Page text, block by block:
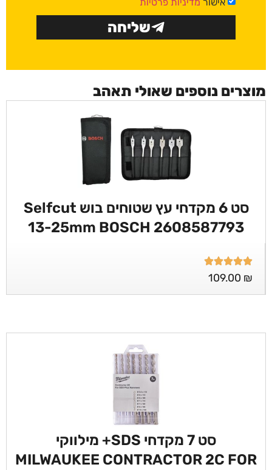
שליחה
מוצרים נוספים שאולי תאהב
סט 6 מקדחי עץ שטוחים בוש Selfcut
13-25mm BOSCH 2608587793
109.00 ₪
סט 7 מקדחי SDS+ מילווקי
MILWAUKEE CONTRACTOR 2C FOR